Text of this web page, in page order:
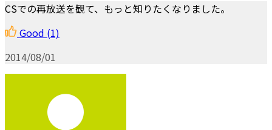
CSでの再放送を観て、もっと知りたくなりました。
Good (1)
2014/08/01